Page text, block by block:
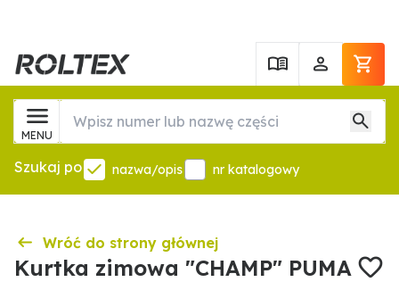
MENU
Szukaj po nazwa/opis nr katalogowy
Wróć do strony głównej
Kurtka zimowa "CHAMP" PUMA